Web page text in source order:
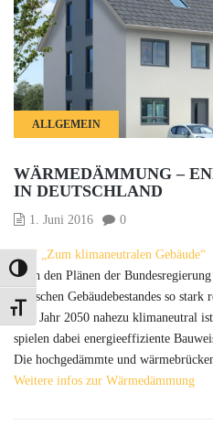
Umschalten auf hohe Kontraste
Schrift vergrößern
ALLGEMEIN
WÄRMEDÄMMUNG –
IN DEUTSCHLAND
1. Juni 2016 0
PDF „Zum klimaneutralen Gebäude“
Nach den Plänen der
deutschen Gebäudebestandes so
zum Jahr 2050 nahezu klimaneutral
spielen dabei energieeffiziente
Die hochgedämmte und
Weitere infos zur Wärmedämmung